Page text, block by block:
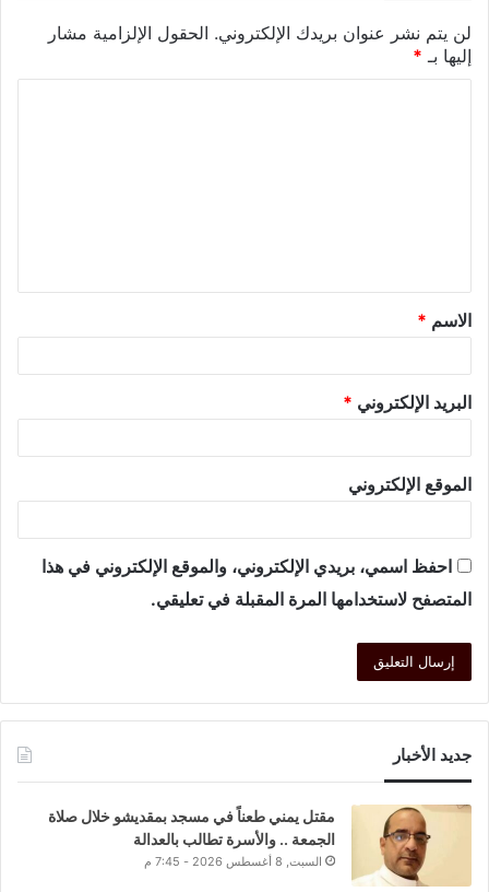
لن يتم نشر عنوان بريدك الإلكتروني. الحقول الإلزامية مشار
إليها بـ *
الاسم *
البريد الإلكتروني *
الموقع الإلكتروني
احفظ اسمي، بريدي الإلكتروني، والموقع الإلكتروني في هذا
المتصفح لاستخدامها المرة المقبلة في تعليقي.
جديد الأخبار
مقتل يمني طعناً في مسجد بمقديشو خلال صلاة
الجمعة .. والأسرة تطالب بالعدالة
السبت, 8 أغسطس 2026 - 7:45 م